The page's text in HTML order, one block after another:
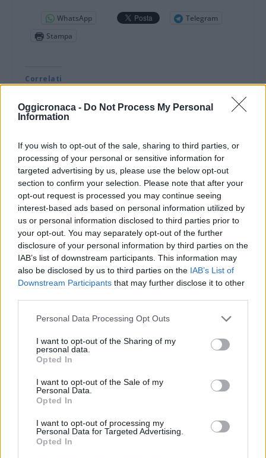
Oggicronaca - Do Not Process My Personal
Information
If you wish to opt-out of the sale, sharing to third parties, or
processing of your personal or sensitive information for
targeted advertising by us, please use the below opt-out
section to confirm your selection. Please note that after your
opt-out request is processed you may continue seeing
interest-based ads based on personal information utilized by
us or personal information disclosed to third parties prior to
your opt-out. You may separately opt-out of the further
disclosure of your personal information by third parties on the
IAB’s list of downstream participants. This information may
also be disclosed by us to third parties on the IAB’s List of
Downstream Participants that may further disclose it to other
Personal Data Processing Opt Outs
I want to opt-out of the Sharing of my
personal data.
Opted In
I want to opt-out of the Sale of my
Personal Data.
Opted In
I want to opt-out of processing my
Personal Data for Targeted Advertising.
Opted In
WhatsApp
Telegram
Stampa
Correlati
La banda musicale di
Diano Marina
domenica torna ad
esibirsi con una
sfilata-concerto per le
vie del Centro storico
25 Novembre 2017
In "Diano Marina"
Domenica per le vie di
Diano marina sfila la
16 Novembre 2019
In "Diano Marina"
Serate musicali del
Marina batte Alassio
con un successo
inaspettato
20 Luglio 2018
In "Diano Marina"